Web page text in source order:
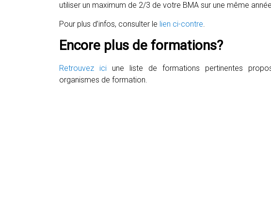
utiliser un maximum de 2/3 de votre BMA sur une même
Pour plus d’infos, consulter le lien ci-contre.
Encore plus de formations?
Retrouvez ici une liste de formations pertinentes
organismes de formation.